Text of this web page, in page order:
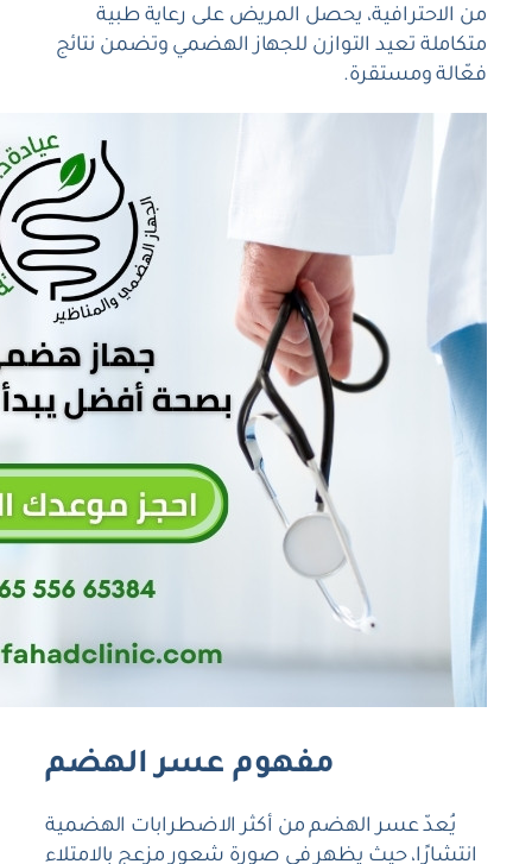
من الاحترافية، يحصل المريض على رعاية طبية
متكاملة تعيد التوازن للجهاز الهضمي وتضمن نتائج
فعّالة ومستقرة.
مفهوم عسر الهضم
يُعدّ عسر الهضم من أكثر الاضطرابات الهضمية
انتشارًا، حيث يظهر في صورة شعور مزعج بالامتلاء